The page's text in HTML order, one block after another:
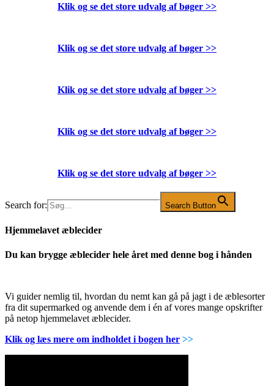
Klik og se det store udvalg af bøger >>
Klik og se det store udvalg af bøger >>
Klik og se det store udvalg af bøger >>
Klik og se det store udvalg af bøger >>
Klik og se det store udvalg af bøger >>
Search for: Search Button
Hjemmelavet æblecider
Du kan brygge æblecider hele året med denne bog i hånden
Vi guider nemlig til, hvordan du nemt kan gå på jagt i de æblesorter
fra dit supermarked og anvende dem i én af vores mange opskrifter
på netop hjemmelavet æblecider.
Klik og læs mere om indholdet i bogen her >>